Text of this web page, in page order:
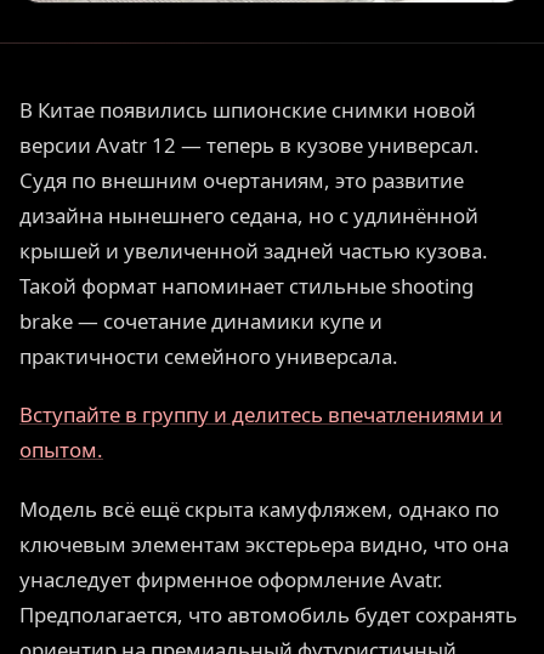
В Китае появились шпионские снимки новой
версии Avatr 12 — теперь в кузове универсал.
Судя по внешним очертаниям, это развитие
дизайна нынешнего седана, но с удлинённой
крышей и увеличенной задней частью кузова.
Такой формат напоминает стильные shooting
brake — сочетание динамики купе и
практичности семейного универсала.
Вступайте в группу и делитесь впечатлениями и
опытом.
Модель всё ещё скрыта камуфляжем, однако по
ключевым элементам экстерьера видно, что она
унаследует фирменное оформление Avatr.
Предполагается, что автомобиль будет сохранять